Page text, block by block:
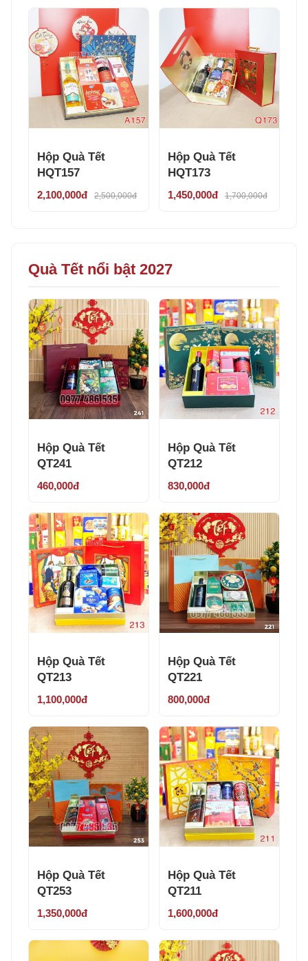
Hộp Quà Tết
HQT157
2,100,000đ 2,500,000đ
Hộp Quà Tết
HQT173
1,450,000đ 1,700,000đ
Quà Tết nổi bật 2027
Hộp Quà Tết
QT241
460,000đ
Hộp Quà Tết
QT212
830,000đ
Hộp Quà Tết
QT213
1,100,000đ
Hộp Quà Tết
QT221
800,000đ
Hộp Quà Tết
QT253
1,350,000đ
Hộp Quà Tết
QT211
1,600,000đ